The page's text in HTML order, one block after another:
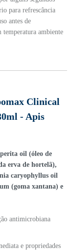
para refrescância
antes de
temperatura ambiente
Clinical
- Apis
oil (óleo de
erva de hortelã),
caryophyllus oil
(goma xantana) e
antimicrobiana
e propriedades